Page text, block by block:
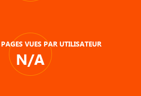
VUES PAR UTILISATEUR
N/A